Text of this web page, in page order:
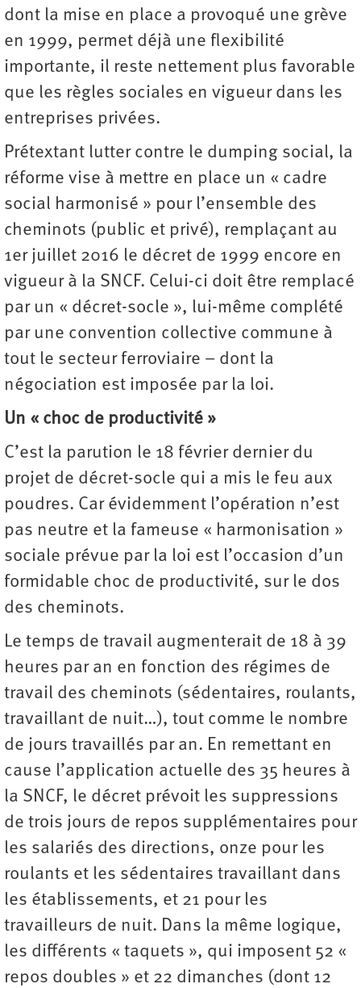
dont la mise en place a provoqué une grève
en 1999, permet déjà une flexibilité
importante, il reste nettement plus favorable
que les règles sociales en vigueur dans les
entreprises privées.
Prétextant lutter contre le dumping social, la
réforme vise à mettre en place un « cadre
social harmonisé » pour l’ensemble des
cheminots (public et privé), remplaçant au
1er juillet 2016 le décret de 1999 encore en
vigueur à la SNCF. Celui-ci doit être remplacé
par un « décret-socle », lui-même complété
par une convention collective commune à
tout le secteur ferroviaire – dont la
négociation est imposée par la loi.
Un « choc de productivité »
C’est la parution le 18 février dernier du
projet de décret-socle qui a mis le feu aux
poudres. Car évidemment l’opération n’est
pas neutre et la fameuse « harmonisation »
sociale prévue par la loi est l’occasion d’un
formidable choc de productivité, sur le dos
des cheminots.
Le temps de travail augmenterait de 18 à 39
heures par an en fonction des régimes de
travail des cheminots (sédentaires, roulants,
travaillant de nuit…), tout comme le nombre
de jours travaillés par an. En remettant en
cause l’application actuelle des 35 heures à
la SNCF, le décret prévoit les suppressions
de trois jours de repos supplémentaires pour
les salariés des directions, onze pour les
roulants et les sédentaires travaillant dans
les établissements, et 21 pour les
travailleurs de nuit. Dans la même logique,
les différents « taquets », qui imposent 52 «
repos doubles » et 22 dimanches (dont 12